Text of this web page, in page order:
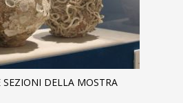
SEZIONI DELLA MOSTRA